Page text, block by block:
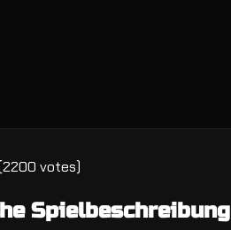
votes)
Spielbeschreibung